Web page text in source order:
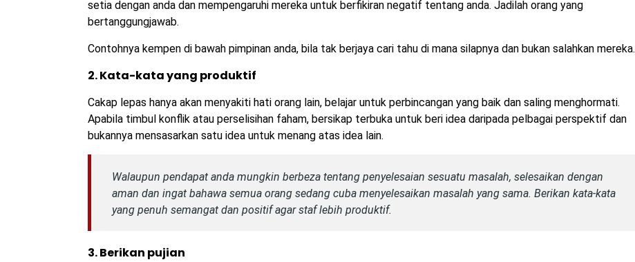
setia dengan anda dan mempengaruhi mereka untuk berfikiran negatif tentang anda. Jadilah orang yang
bertanggungjawab.
Contohnya kempen di bawah pimpinan anda, bila tak berjaya cari tahu di mana silapnya dan bukan salahkan mereka.
2. Kata-kata yang produktif
Cakap lepas hanya akan menyakiti hati orang lain, belajar untuk perbincangan yang baik dan saling menghormati.
Apabila timbul konflik atau perselisihan faham, bersikap terbuka untuk beri idea daripada pelbagai perspektif dan
bukannya mensasarkan satu idea untuk menang atas idea lain.
Walaupun pendapat anda mungkin berbeza tentang penyelesaian sesuatu masalah, selesaikan dengan
aman dan ingat bahawa semua orang sedang cuba menyelesaikan masalah yang sama. Berikan kata-kata
yang penuh semangat dan positif agar staf lebih produktif.
3. Berikan pujian